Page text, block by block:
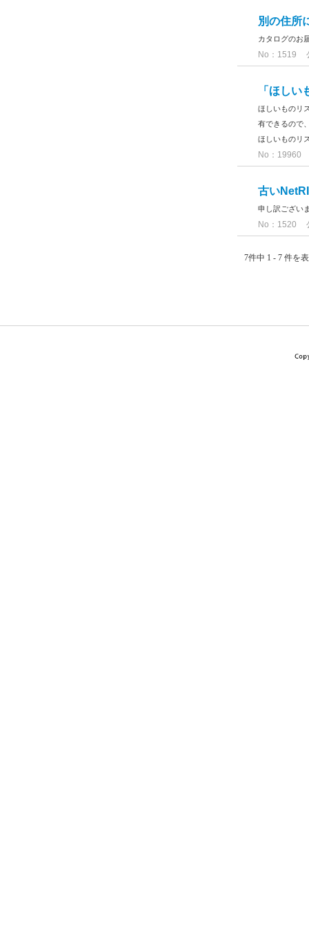
別の住所
カタログのお
No：1519
「ほし
ほしいものリ
有できるので
ほしいものリ
No：19960
古い
申し訳ござい
No：1520
7件中 1 - 7 件を